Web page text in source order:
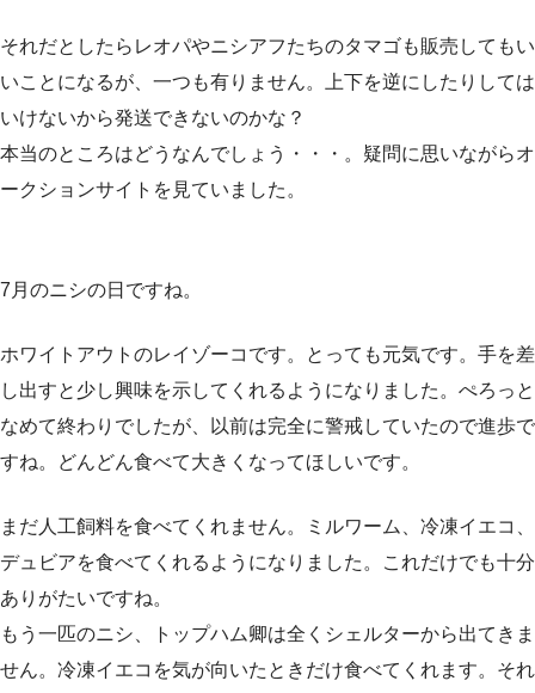
それだとしたらレオパやニシアフたちのタマゴも販売してもい
いことになるが、一つも有りません。上下を逆にしたりしては
いけないから発送できないのかな？
本当のところはどうなんでしょう・・・。疑問に思いながらオ
ークションサイトを見ていました。
7月のニシの日ですね。
ホワイトアウトのレイゾーコです。とっても元気です。手を差
し出すと少し興味を示してくれるようになりました。ぺろっと
なめて終わりでしたが、以前は完全に警戒していたので進歩で
すね。どんどん食べて大きくなってほしいです。
まだ人工飼料を食べてくれません。ミルワーム、冷凍イエコ、
デュビアを食べてくれるようになりました。これだけでも十分
ありがたいですね。
もう一匹のニシ、トップハム卿は全くシェルターから出てきま
せん。冷凍イエコを気が向いたときだけ食べてくれます。それ